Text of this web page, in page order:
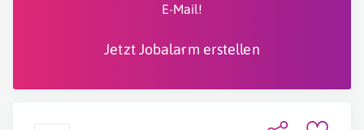
E-Mail!
Jetzt Jobalarm erstellen